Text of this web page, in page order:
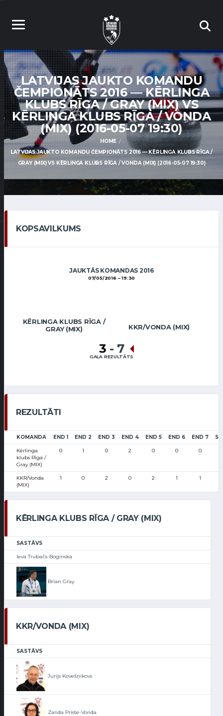
LATVIJAS JAUKTO KOMANDU
ČEMPIONĀTS 2016 — KĒRLINGA
KLUBS RĪGA / GRAY (MIX) VS
KĒRLINGA KLUBS RĪGA / VONDA
(MIX) (2016-05-07 19:30)
HOME
LATVIJAS JAUKTO KOMANDU ČEMPIONĀTS 2016 — KĒRLINGA KLUBS RĪGA /
GRAY (MIX) VS KĒRLINGA KLUBS RĪGA / VONDA (MIX) (2016-05-07 19:30)
KOPSAVILKUMS
JAUKTĀS KOMANDAS 2016
07/05/2016 19:30
KĒRLINGA KLUBS RĪGA /
GRAY (MIX)
KKR/VONDA (MIX)
3 - 7
GALA REZULTĀTS
REZULTĀTI
KOMANDA END 1 END 2 END 3 END 4 END 5 END 6 END 7
Kērlinga
klubs Rīga /
Gray (MIX)
0 1 0 2 0 0 0
KKR/Vonda
(MIX)
1 0 2 0 2 1 1
KĒRLINGA KLUBS RĪGA / GRAY (MIX)
SASTĀVS
Ieva Trubačs-Boginska
Brian Gray
KKR/VONDA (MIX)
SASTĀVS
Jurijs Kovešņikovs
Zanda Priste-Vonda